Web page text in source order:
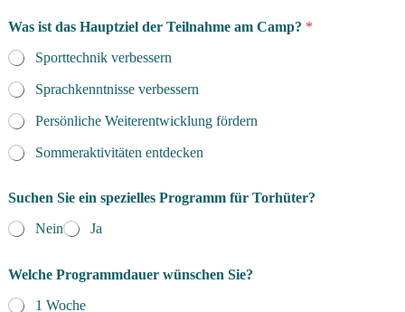
Was ist das Hauptziel der Teilnahme am Camp? *
Sporttechnik verbessern
Sprachkenntnisse verbessern
Persönliche Weiterentwicklung fördern
Sommeraktivitäten entdecken
Suchen Sie ein spezielles Programm für Torhüter?
Nein
Ja
Welche Programmdauer wünschen Sie?
1 Woche